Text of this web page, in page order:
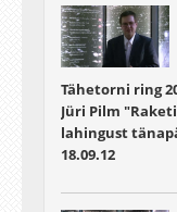
Tähetorni ring
Jüri Pilm
lahingust
18.09.12